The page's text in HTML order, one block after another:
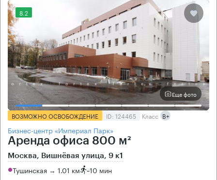
8.2
Еще фото
ВОЗМОЖНО ОСВОБОЖДЕНИЕ ID: 124465 Класс B+
Бизнес-центр «Империал Парк»
Аренда офиса 800 м²
Москва, Вишнёвая улица, 9 к1
Тушинская → 1.01 км ~10 мин